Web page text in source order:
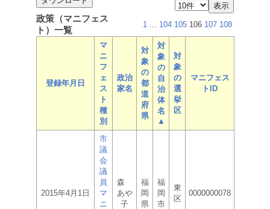
政策（マニフェス
ト）一覧
1 ... 104 105 106 107 108
登録年月日
マ
ニ
フ
ェ
ス
ト
種
別
政治
家名
対
象
の
都
道
府
県
対
象
の
自
治
体
名
▲
対
象
の
選
挙
区
マニフェス
トID
2015年4月1日
市
議
会
議
員
マ
ニ
森
あや
子
福
岡
県
福
岡
市
東
区
0000000078